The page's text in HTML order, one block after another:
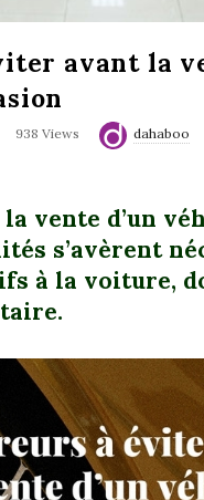
avant la
938 Views dahaboo
vente d’un
s’avèrent
à la voiture,